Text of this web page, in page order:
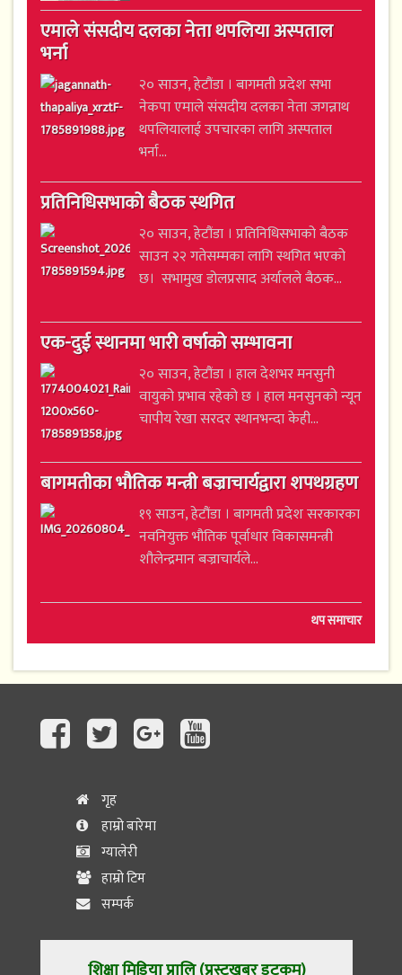
एमाले संसदीय दलका नेता थपलिया अस्पताल
भर्ना
२० साउन, हेटौंडा । बागमती प्रदेश सभा
नेकपा एमाले संसदीय दलका नेता जगन्नाथ
थपलियालाई उपचारका लागि अस्पताल
भर्ना...
प्रतिनिधिसभाको बैठक स्थगित
२० साउन, हेटौंडा । प्रतिनिधिसभाको बैठक
साउन २२ गतेसम्मका लागि स्थगित भएको
छ। सभामुख डोलप्रसाद अर्यालले बैठक...
एक-दुई स्थानमा भारी वर्षाको सम्भावना
२० साउन, हेटौंडा । हाल देशभर मनसुनी
वायुको प्रभाव रहेको छ । हाल मनसुनको न्यून
चापीय रेखा सरदर स्थानभन्दा केही...
बागमतीका भौतिक मन्त्री बज्राचार्यद्वारा शपथग्रहण
१९ साउन, हेटौंडा । बागमती प्रदेश सरकारका
नवनियुक्त भौतिक पूर्वाधार विकासमन्त्री
शौलेन्द्रमान बज्राचार्यले...
थप समाचार
गृह
हाम्रो बारेमा
ग्यालेरी
हाम्रो टिम
सम्पर्क